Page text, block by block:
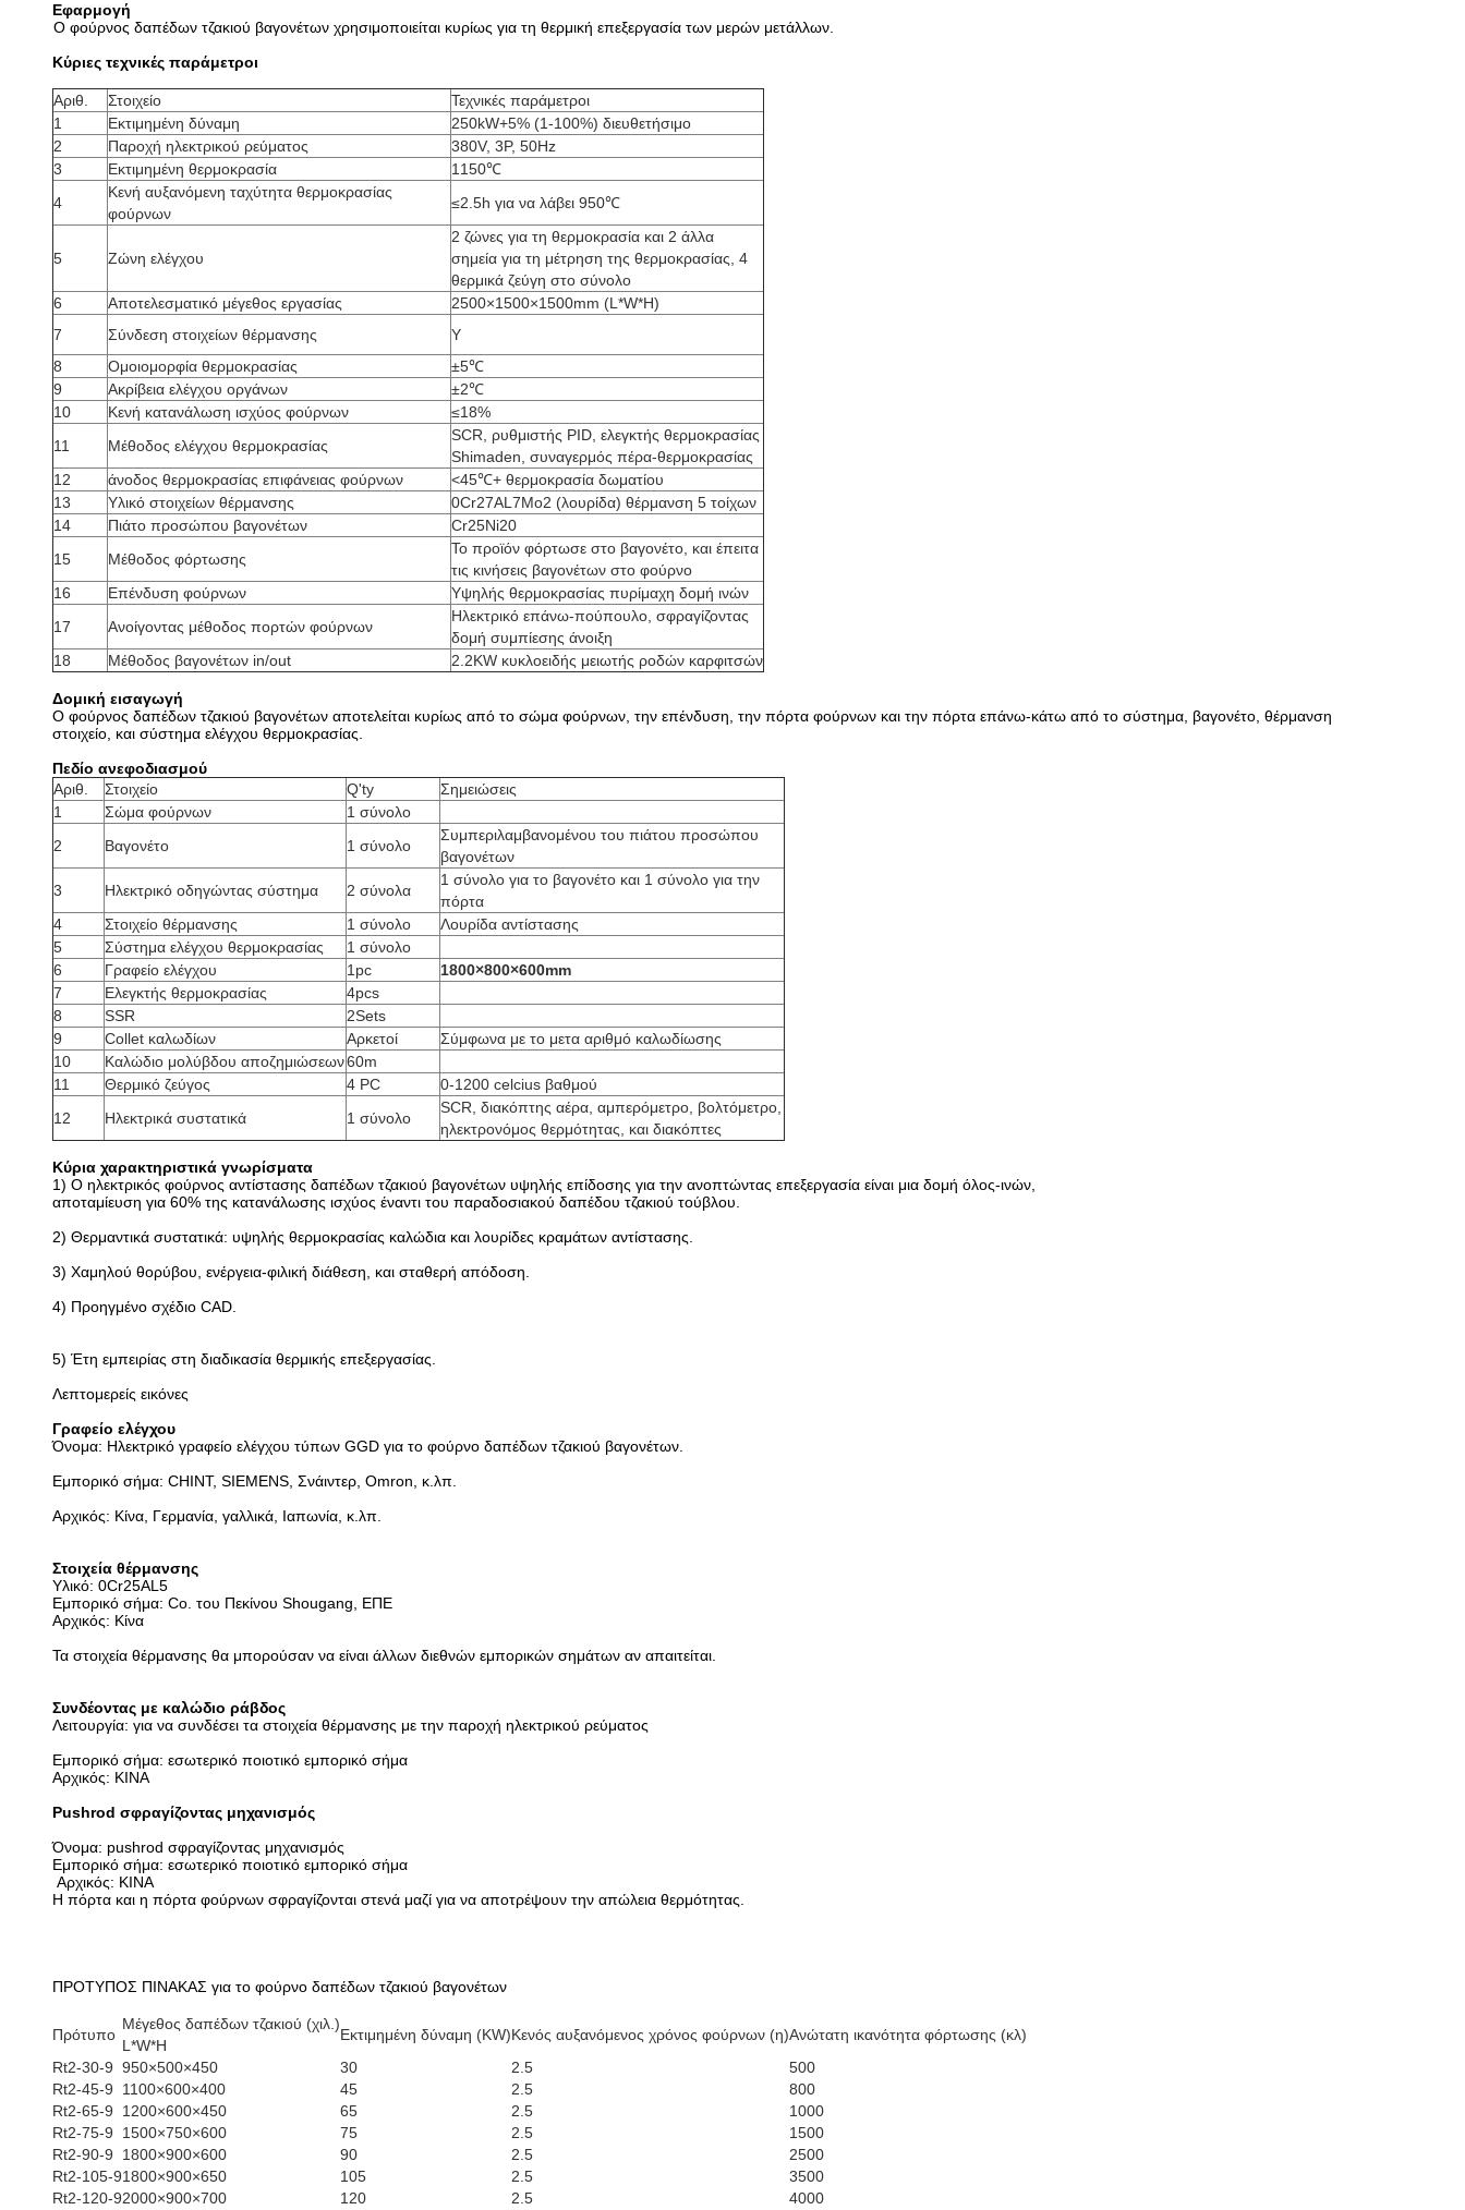
Εφαρμογή
Ο φούρνος δαπέδων τζακιού βαγονέτων χρησιμοποιείται κυρίως για τη θερμική επεξεργασία των μερών μετάλλων.
Κύριες τεχνικές παράμετροι
Αριθ. Στοιχείο
Τεχνικές παράμετροι
1
Εκτιμημένη δύναμη
250kW+5% (1-100%) διευθετήσιμο
2
Παροχή ηλεκτρικού ρεύματος
380V, 3P, 50Hz
3
Εκτιμημένη θερμοκρασία
1150℃
4
Κενή αυξανόμενη ταχύτητα θερμοκρασίας
φούρνων
≤2.5h για να λάβει 950℃
5 Ζώνη ελέγχου
2 ζώνες για τη θερμοκρασία και 2 άλλα
σημεία για τη μέτρηση της θερμοκρασίας, 4
θερμικά ζεύγη στο σύνολο
6
Αποτελεσματικό μέγεθος εργασίας
2500×1500×1500mm (L*W*H)
7
Σύνδεση στοιχείων θέρμανσης
Υ
8
Ομοιομορφία θερμοκρασίας
±5℃
9
Ακρίβεια ελέγχου οργάνων
±2℃
10
Κενή κατανάλωση ισχύος φούρνων
≤18%
11
Μέθοδος ελέγχου θερμοκρασίας
SCR, ρυθμιστής PID, ελεγκτής θερμοκρασίας
Shimaden, συναγερμός πέρα-θερμοκρασίας
12
άνοδος θερμοκρασίας επιφάνειας φούρνων
<45℃+ θερμοκρασία δωματίου
13
Υλικό στοιχείων θέρμανσης
0Cr27AL7Mo2 (λουρίδα) θέρμανση 5 τοίχων
14
Πιάτο προσώπου βαγονέτων
Cr25Ni20
15
Μέθοδος φόρτωσης
Το προϊόν φόρτωσε στο βαγονέτο, και έπειτα
τις κινήσεις βαγονέτων στο φούρνο
16
Επένδυση φούρνων
Υψηλής θερμοκρασίας πυρίμαχη δομή ινών
17
Ανοίγοντας μέθοδος πορτών φούρνων
Ηλεκτρικό επάνω-πούπουλο, σφραγίζοντας
δομή συμπίεσης άνοιξη
18
Μέθοδος βαγονέτων in/out 2.2KW κυκλοειδής μειωτής ροδών καρφιτσών
Δομική εισαγωγή
Ο φούρνος δαπέδων τζακιού βαγονέτων αποτελείται κυρίως από το σώμα φούρνων, την επένδυση, την πόρτα φούρνων και την πόρτα επάνω-κάτω από το σύστημα, βαγονέτο, θέρμανση
στοιχείο, και σύστημα ελέγχου θερμοκρασίας.
Πεδίο ανεφοδιασμού
Αριθ.
Στοιχείο Q'ty
Σημειώσεις
1
Σώμα φούρνων
1 σύνολο
2
Βαγονέτο 1 σύνολο
Συμπεριλαμβανομένου του πιάτου προσώπου
βαγονέτων
3
Ηλεκτρικό οδηγώντας σύστημα 2 σύνολα
1 σύνολο για το βαγονέτο και 1 σύνολο για την
πόρτα
4
Στοιχείο θέρμανσης 1 σύνολο
Λουρίδα αντίστασης
5
Σύστημα ελέγχου θερμοκρασίας
1 σύνολο
6
Γραφείο ελέγχου 1pc
1800×800×600mm
7
Ελεγκτής θερμοκρασίας
4pcs
8
SSR
2Sets
9
Collet καλωδίων Αρκετοί
Σύμφωνα με το μετα αριθμό καλωδίωσης
10
Καλώδιο μολύβδου αποζημιώσεων60m
11
Θερμικό ζεύγος 4 PC
0-1200 celcius βαθμού
12
Ηλεκτρικά συστατικά 1 σύνολο
SCR, διακόπτης αέρα, αμπερόμετρο, βολτόμετρο,
ηλεκτρονόμος θερμότητας, και διακόπτες
Κύρια χαρακτηριστικά γνωρίσματα
1) Ο ηλεκτρικός φούρνος αντίστασης δαπέδων τζακιού βαγονέτων υψηλής επίδοσης για την ανοπτώντας επεξεργασία είναι μια δομή όλος-ινών,
αποταμίευση για 60% της κατανάλωσης ισχύος έναντι του παραδοσιακού δαπέδου τζακιού τούβλου.
2) Θερμαντικά συστατικά: υψηλής θερμοκρασίας καλώδια και λουρίδες κραμάτων αντίστασης.
3) Χαμηλού θορύβου, ενέργεια-φιλική διάθεση, και σταθερή απόδοση.
4) Προηγμένο σχέδιο CAD.
5) Έτη εμπειρίας στη διαδικασία θερμικής επεξεργασίας.
Λεπτομερείς εικόνες
Γραφείο ελέγχου
Όνομα: Ηλεκτρικό γραφείο ελέγχου τύπων GGD για το φούρνο δαπέδων τζακιού βαγονέτων.
Εμπορικό σήμα: CHINT, SIEMENS, Σνάιντερ, Omron, κ.λπ.
Αρχικός: Κίνα, Γερμανία, γαλλικά, Ιαπωνία, κ.λπ.
Στοιχεία θέρμανσης
Υλικό: 0Cr25AL5
Εμπορικό σήμα: Co. του Πεκίνου Shougang, ΕΠΕ
Αρχικός: Κίνα
Τα στοιχεία θέρμανσης θα μπορούσαν να είναι άλλων διεθνών εμπορικών σημάτων αν απαιτείται.
Συνδέοντας με καλώδιο ράβδος
Λειτουργία: για να συνδέσει τα στοιχεία θέρμανσης με την παροχή ηλεκτρικού ρεύματος
Εμπορικό σήμα: εσωτερικό ποιοτικό εμπορικό σήμα
Αρχικός: ΚΙΝΑ
Pushrod σφραγίζοντας μηχανισμός
Όνομα: pushrod σφραγίζοντας μηχανισμός
Εμπορικό σήμα: εσωτερικό ποιοτικό εμπορικό σήμα
Αρχικός: ΚΙΝΑ
Η πόρτα και η πόρτα φούρνων σφραγίζονται στενά μαζί για να αποτρέψουν την απώλεια θερμότητας.
ΠΡΟΤΥΠΟΣ ΠΙΝΑΚΑΣ για το φούρνο δαπέδων τζακιού βαγονέτων
Πρότυπο
Μέγεθος δαπέδων τζακιού (χιλ.)
L*W*H
Εκτιμημένη δύναμη (KW)Κενός αυξανόμενος χρόνος φούρνων (η)Ανώτατη ικανότητα φόρτωσης (κλ)
Rt2-30-9 950×500×450 30 2.5
500
Rt2-45-9
1100×600×400 45 2.5
800
Rt2-65-9
1200×600×450 65 2.5
1000
Rt2-75-9
1500×750×600 75 2.5
1500
Rt2-90-9
1800×900×600 90 2.5
2500
Rt2-105-91800×900×650 105 2.5
3500
Rt2-120-92000×900×700 120 2.5 4000